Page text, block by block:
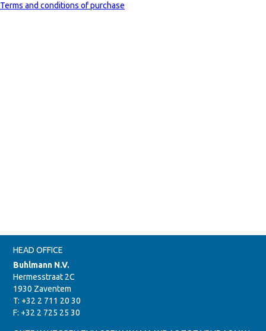
Terms and conditions of purchase
HEAD OFFICE
Buhlmann N.V.
Hermesstraat 2C
1930 Zaventem
T: +32 2 711 20 30
F: +32 2 725 25 30